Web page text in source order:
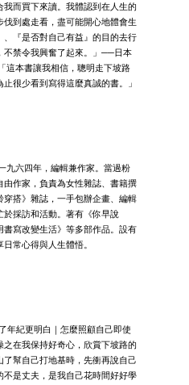
而買下來讀。我體認到在人生的
到處走看，盡可能開心地體會生
『是否對自己有益』的目的去行
不禁令我興奮了起來。」──日本
這本書讓我相信，聰明走下坡路
很少看到寫得這麼真誠的書。」
九六四年，編輯兼作家。當過粉
作家，負責為女性雜誌、書籍撰
搭》雜誌，一手包辦企畫、編輯
採訪和活動。著有《你早說
寫改變生活》等多部作品。設有
常心得與人生體悟。
年紀更明白｜怎麼照顧自己即使
在我保持好奇心，欣賞下坡路的
幫自己打地基時，先衝再說自己
是丈夫，是我自己花時間好好學